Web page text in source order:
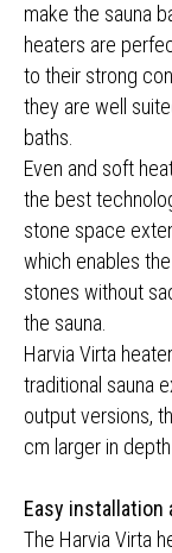
make the sauna
heaters are
to their strong
they are well
baths.
Even and soft
the best
stone space
which enables
stones without
the sauna.
Harvia Virta
traditional sauna
output versions,
cm larger in
Easy installation
The Harvia Virta